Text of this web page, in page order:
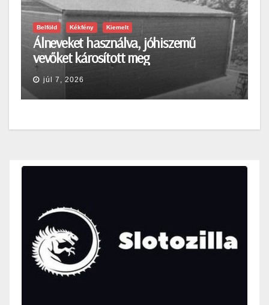
Belföld Kékfény Kiemelt
Álneveket használva, jóhiszemű
vevőket károsított meg
júl 7, 2026